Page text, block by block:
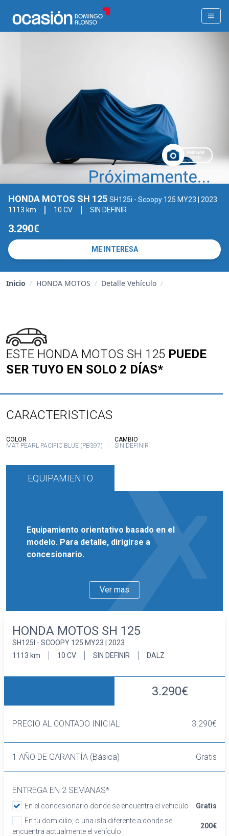
HONDA MOTOS SH 125 SH125i - Scoopy 125 MY23 | 2023
1113 km
10 CV SIN DEFINIR
3.290€
ME INTERESA
Inicio / HONDA MOTOS / Detalle Vehículo /
ESTE HONDA MOTOS SH 125 PUEDE
SER TUYO EN SOLO 2 DÍAS*
CARACTERISTICAS
COLOR
MAT PEARL PACIFIC BLUE (PB397)
CAMBIO
SIN DEFINIR
EQUIPAMIENTO
Equipamiento orientativo basado en el
modelo. Para detalle, dirigirse a
concesionario.
Ver mas
HONDA MOTOS SH 125
SH125I - SCOOPY 125 MY23 | 2023
1113 km
10 CV SIN DEFINIR DALZ
3.290€
PRECIO AL CONTADO INICIAL 3.290€
1 AÑO DE GARANTÍA (Básica) Gratis
ENTREGA EN 2 SEMANAS*
En el concesionario donde se encuentra el vehiculo
Gratis
En tu domicilio, o una isla diferente a donde se
encuentra actualmente el vehículo
200€